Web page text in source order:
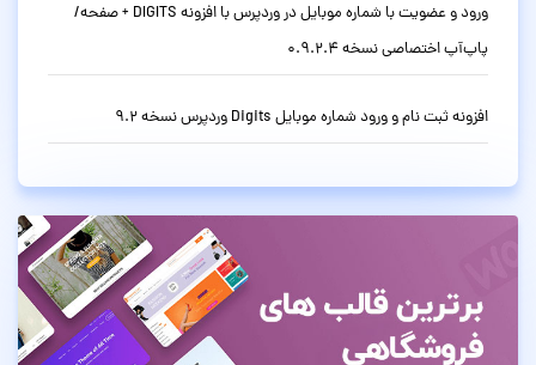
ورود و عضویت با شماره موبایل در وردپرس با افزونه DIGITS + صفحه/
پاپ‌آپ اختصاصی نسخه 0.9.2.4
افزونه ثبت نام و ورود شماره موبایل Digits وردپرس نسخه 9.2